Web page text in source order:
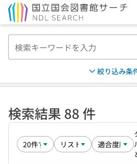
絞り込み条
検索結果 88 件